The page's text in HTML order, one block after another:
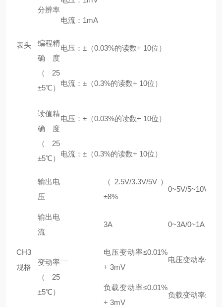
表头
分辨率
电流：1mA
编程精
确度
（25
±5℃）
电压：±（0.03%的读数+ 10位）
电流：±（0.3%的读数+ 10位）
读值精
确度
（25
±5℃）
电压：±（0.03%的读数+ 10位）
电流：±（0.3%的读数+ 10位）
CH3
规格
输出电
压
—
（2.5V/3.3V/5V）
±8%
0~5V/5~10V
输出电
流
3A 0~3A/0~1A
变动率
（25
±5℃）
电压变动率≤0.01%
+ 3mV
电压变动率
负载变动率≤0.01%
+ 3mV
负载变动率